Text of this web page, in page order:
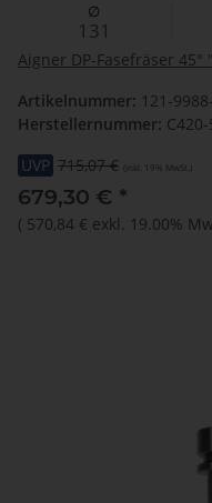
∅
131
Aigner DP-Fasefräser
Artikelnummer: 121-
Herstellernummer: C420-
UVP 715,07 € (inkl. 19% MwSt.)
679,30 € *
( 570,84 € exkl. 19.00%